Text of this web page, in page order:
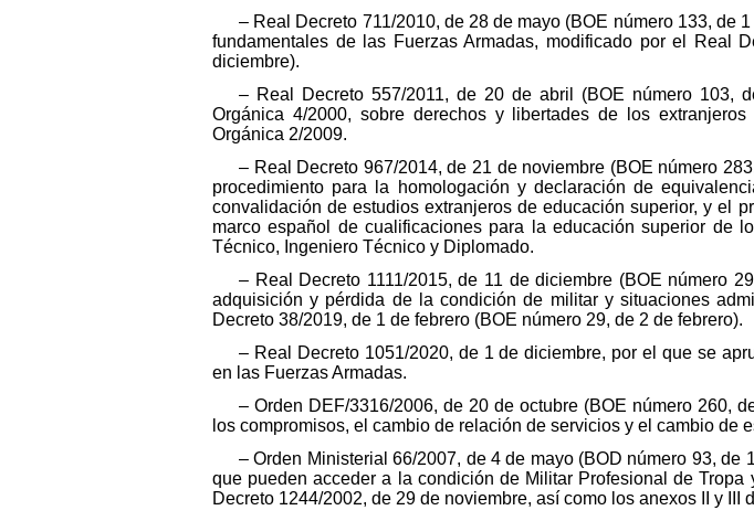
– Real Decreto 711/2010, de 28 de mayo (BOE número 133,
fundamentales de las Fuerzas Armadas, modificado por el Real
diciembre).
– Real Decreto 557/2011, de 20 de abril (BOE número
Orgánica 4/2000, sobre derechos y libertades de los
Orgánica 2/2009.
– Real Decreto 967/2014, de 21 de noviembre (BOE número
procedimiento para la homologación y declaración de
convalidación de estudios extranjeros de educación superior, y el
marco español de cualificaciones para la educación superior de
Técnico, Ingeniero Técnico y Diplomado.
– Real Decreto 1111/2015, de 11 de diciembre (BOE número
adquisición y pérdida de la condición de militar y situaciones
Decreto 38/2019, de 1 de febrero (BOE número 29, de 2 de febrero).
– Real Decreto 1051/2020, de 1 de diciembre, por el que se
en las Fuerzas Armadas.
– Orden DEF/3316/2006, de 20 de octubre (BOE número 260,
los compromisos, el cambio de relación de servicios y el cambio de
– Orden Ministerial 66/2007, de 4 de mayo (BOD número 93,
que pueden acceder a la condición de Militar Profesional de
Decreto 1244/2002, de 29 de noviembre, así como los anexos II y III